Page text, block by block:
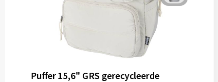
Puffer 15,6" GRS gerecycleerde